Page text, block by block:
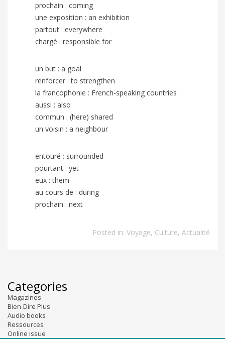
prochain : coming
une exposition : an exhibition
partout : everywhere
chargé : responsible for
un but : a goal
renforcer : to strengthen
la francophonie : French-speaking countries
aussi : also
commun : (here) shared
un voisin : a neighbour
entouré : surrounded
pourtant : yet
eux : them
au cours de : during
prochain : next
Posted in: Voyage, Culture, Actualité
Categories
Magazines
Bien-Dire Plus
Audio books
Ressources
Online issue